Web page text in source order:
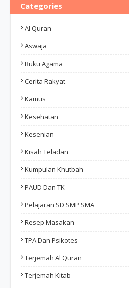
Categories
Al Quran
Aswaja
Buku Agama
Cerita Rakyat
Kamus
Kesehatan
Kesenian
Kisah Teladan
Kumpulan Khutbah
PAUD Dan TK
Pelajaran SD SMP SMA
Resep Masakan
TPA Dan Psikotes
Terjemah Al Quran
Terjemah Kitab